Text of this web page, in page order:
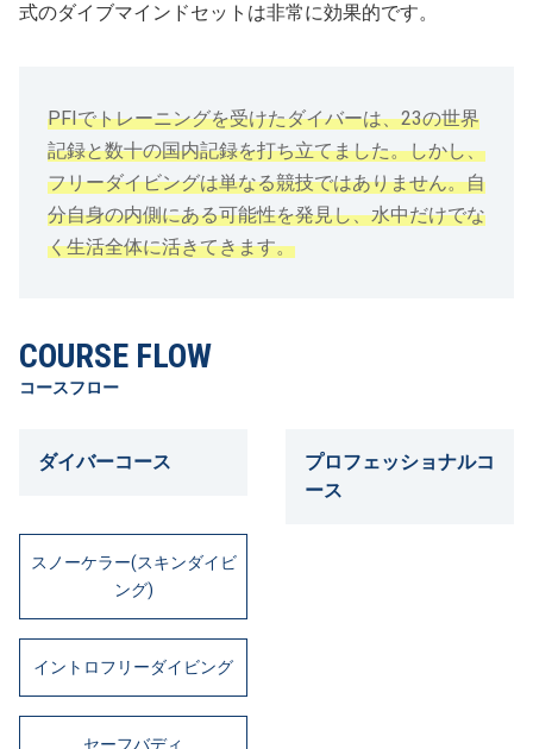
式のダイブマインドセットは非常に効果的です。
PFIでトレーニングを受けたダイバーは、23の世界
記録と数十の国内記録を打ち立てました。しかし、
フリーダイビングは単なる競技ではありません。自
分自身の内側にある可能性を発見し、水中だけでな
く生活全体に活きてきます。
COURSE FLOW
コースフロー
ダイバーコース
スノーケラー(スキンダイビ
ング)
イントロフリーダイビング
セーフバディ
プロフェッショナルコ
ース